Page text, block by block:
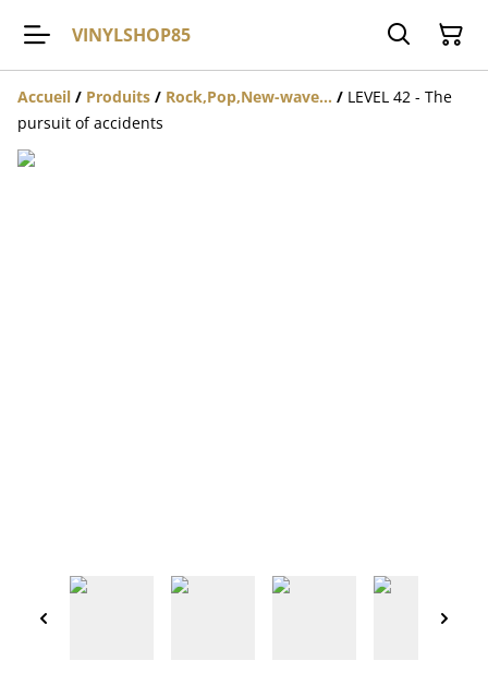
VINYLSHOP85
Accueil / Produits / Rock,Pop,New-wave... / LEVEL 42 - The
pursuit of accidents